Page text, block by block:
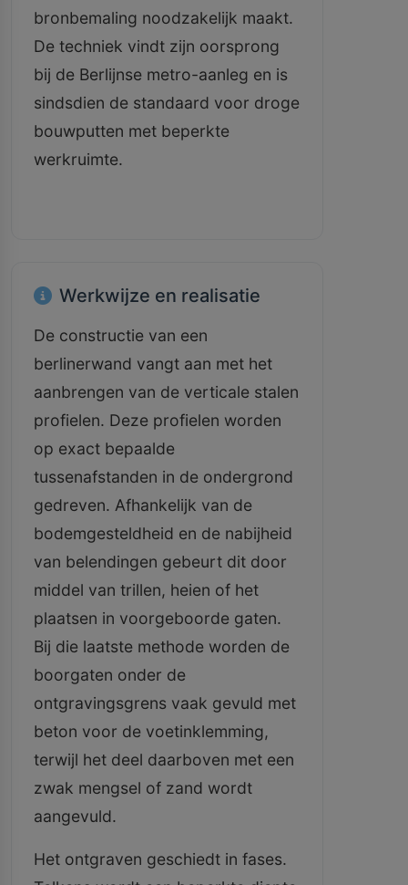
bronbemaling noodzakelijk maakt.
De techniek vindt zijn oorsprong
bij de Berlijnse metro-aanleg en is
sindsdien de standaard voor droge
bouwputten met beperkte
werkruimte.
Werkwijze en realisatie
De constructie van een
berlinerwand vangt aan met het
aanbrengen van de verticale stalen
profielen. Deze profielen worden
op exact bepaalde
tussenafstanden in de ondergrond
gedreven. Afhankelijk van de
bodemgesteldheid en de nabijheid
van belendingen gebeurt dit door
middel van trillen, heien of het
plaatsen in voorgeboorde gaten.
Bij die laatste methode worden de
boorgaten onder de
ontgravingsgrens vaak gevuld met
beton voor de voetinklemming,
terwijl het deel daarboven met een
zwak mengsel of zand wordt
aangevuld.
Het ontgraven geschiedt in fases.